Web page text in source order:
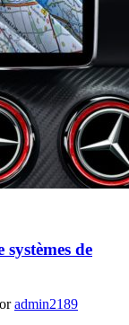
de
admin2189